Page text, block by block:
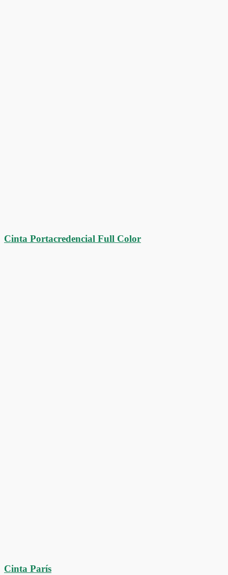
Cinta Portacredencial Full Color
Cinta París